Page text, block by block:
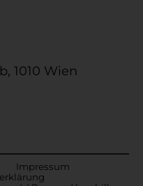
1010 Wien
Impressum